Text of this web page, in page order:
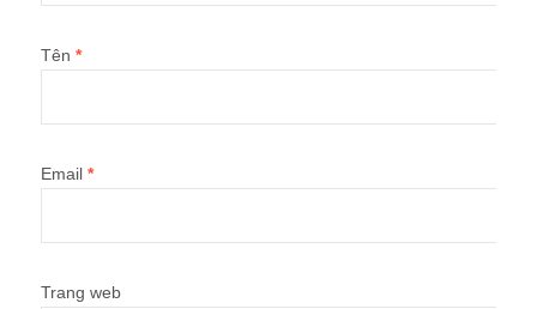
Tên *
Email *
Trang web